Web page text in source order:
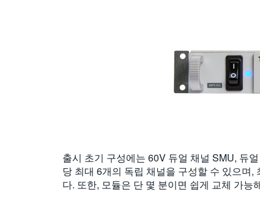
출시 초기 구성에는 60V 듀얼 채널 SMU, 듀
당 최대 6개의 독립 채널을 구성할 수 있으며
다. 또한, 모듈은 단 몇 분이면 쉽게 교체 가